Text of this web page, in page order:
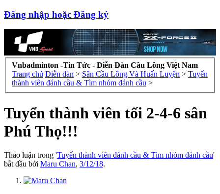
Đăng nhập hoặc Đăng ký
Vnbadminton -Tin Tức - Diễn Đàn Cầu Lông Việt Nam
Trang chủ Diễn đàn > Sân Cầu Lông Và Huấn Luyện > Tuyển
thành viên đánh cầu & Tìm nhóm đánh cầu >
Tuyển thành viên tối 2-4-6 sân
Phú Thọ!!!
Thảo luận trong 'Tuyển thành viên đánh cầu & Tìm nhóm đánh cầu'
bắt đầu bởi Maru Chan, 3/12/18.